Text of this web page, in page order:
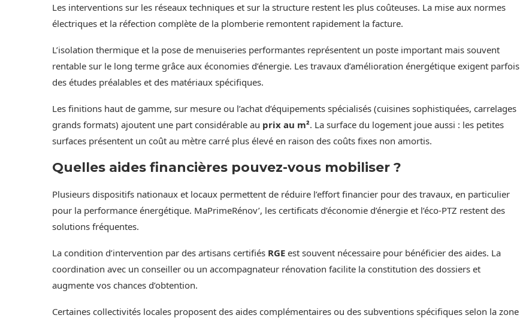
Les interventions sur les réseaux techniques et sur la structure restent les plus coûteuses. La mise aux normes
électriques et la réfection complète de la plomberie remontent rapidement la facture.
L’isolation thermique et la pose de menuiseries performantes représentent un poste important mais souvent
rentable sur le long terme grâce aux économies d’énergie. Les travaux d’amélioration énergétique exigent parfois
des études préalables et des matériaux spécifiques.
Les finitions haut de gamme, sur mesure ou l’achat d’équipements spécialisés (cuisines sophistiquées, carrelages
grands formats) ajoutent une part considérable au prix au m². La surface du logement joue aussi : les petites
surfaces présentent un coût au mètre carré plus élevé en raison des coûts fixes non amortis.
Quelles aides financières pouvez-vous mobiliser ?
Plusieurs dispositifs nationaux et locaux permettent de réduire l’effort financier pour des travaux, en particulier
pour la performance énergétique. MaPrimeRénov’, les certificats d’économie d’énergie et l’éco-PTZ restent des
solutions fréquentes.
La condition d’intervention par des artisans certifiés RGE est souvent nécessaire pour bénéficier des aides. La
coordination avec un conseiller ou un accompagnateur rénovation facilite la constitution des dossiers et
augmente vos chances d’obtention.
Certaines collectivités locales proposent des aides complémentaires ou des subventions spécifiques selon la zone